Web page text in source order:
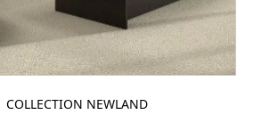
COLLECTION NEWLAND